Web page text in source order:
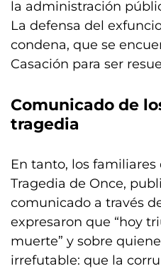
la administración
La defensa del
condena, que se
Casación para ser
Comunicado de
tragedia
En tanto, los
Tragedia de Once,
comunicado a través
expresaron que “hoy
muerte” y sobre
irrefutable: que la